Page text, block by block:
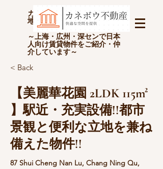
カネボウ不動産(上海金坊房
地产经纪有限公司)
～上海・広州・深センで日本
人向け賃貸物件をご紹介・仲
介しています～
< Back
【美麗華花園 2LDK 115m²
】駅近・充実設備!!都市
景観と便利な立地を兼ね
備えた物件!!
87 Shui Cheng Nan Lu, Chang Ning Qu,